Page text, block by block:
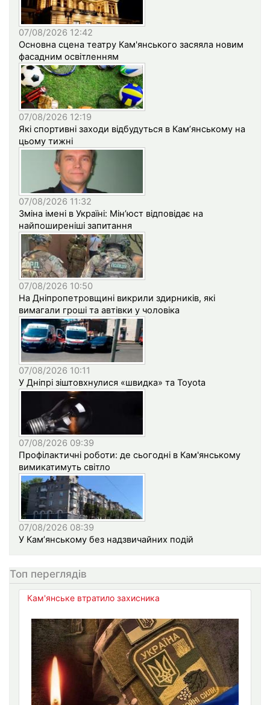
07/08/2026 12:42
Основна сцена театру Кам'янського засяяла новим
фасадним освітленням
07/08/2026 12:19
Які спортивні заходи відбудуться в Кам’янському на
цьому тижні
07/08/2026 11:32
Зміна імені в Україні: Мін’юст відповідає на
найпоширеніші запитання
07/08/2026 10:50
На Дніпропетровщині викрили здирників, які
вимагали гроші та автівки у чоловіка
07/08/2026 10:11
У Дніпрі зіштовхнулися «швидка» та Toyota
07/08/2026 09:39
Профілактичні роботи: де сьогодні в Кам'янському
вимикатимуть світло
07/08/2026 08:39
У Кам’янському без надзвичайних подій
Топ переглядів
Кам'янське втратило захисника